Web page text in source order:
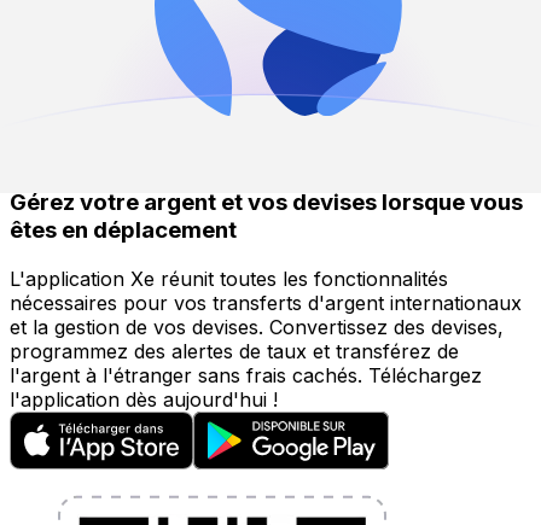
avec 0,24% volatilité.
Au cours des 90 derniers jours, les BAM à LUNA
déplacées entre 10,5638 et 10,9689. La moyenne était
10,7206 avec 0,25% volatilité.
Gérez votre argent et vos devises lorsque vous
êtes en déplacement
L'application Xe réunit toutes les fonctionnalités
nécessaires pour vos transferts d'argent internationaux
et la gestion de vos devises. Convertissez des devises,
programmez des alertes de taux et transférez de
l'argent à l'étranger sans frais cachés. Téléchargez
l'application dès aujourd'hui !